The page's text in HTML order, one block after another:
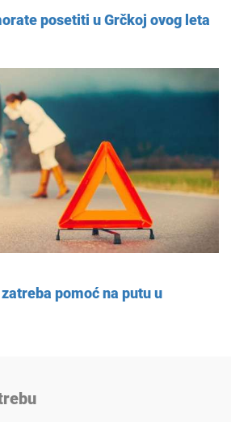
posetiti u Grčkoj ovog leta
pomoć na putu u